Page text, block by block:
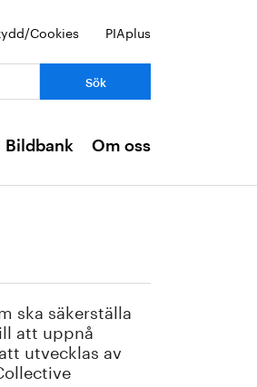
Cookies PIAplus
Bildbank Om oss
ska säkerställa
att uppnå
utvecklas av